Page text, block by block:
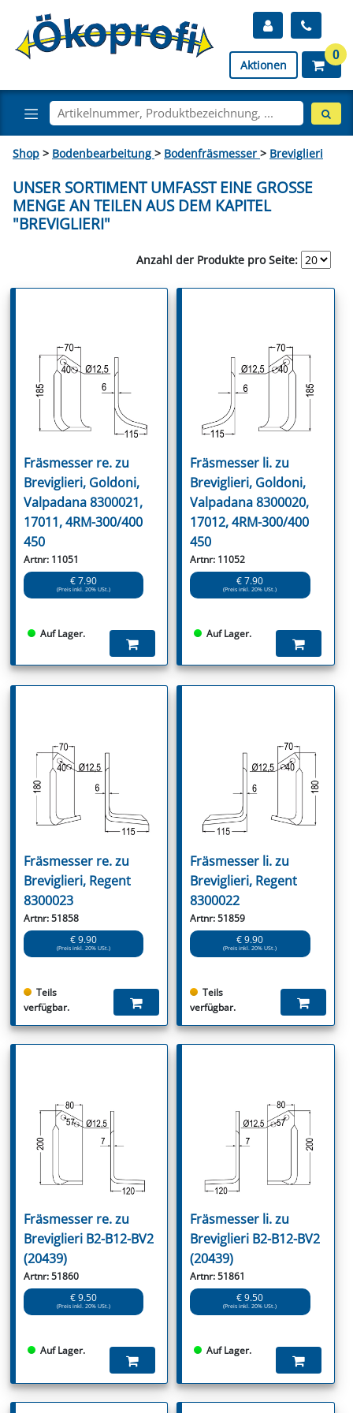
Aktionen
0
Shop > Bodenbearbeitung > Bodenfräsmesser > Breviglieri
UNSER SORTIMENT UMFASST EINE GROSSE M
ENGE AN TEILEN AUS DEM KAPITEL "
BREVIGLIERI"
Anzahl der Produkte pro Seite:
Fräsmesser re. zu
Breviglieri, Goldoni,
Valpadana 8300021,
17011, 4RM-300/400
450
Artnr: 11051
€ 7.90
(Preis inkl. 20% USt.)
Auf Lager.
Fräsmesser li. zu
Breviglieri, Goldoni,
Valpadana 8300020,
17012, 4RM-300/400
450
Artnr: 11052
€ 7.90
(Preis inkl. 20% USt.)
Auf Lager.
Fräsmesser re. zu
Breviglieri, Regent
8300023
Artnr: 51858
€ 9.90
(Preis inkl. 20% USt.)
Teils
verfügbar.
Fräsmesser li. zu
Breviglieri, Regent
8300022
Artnr: 51859
€ 9.90
(Preis inkl. 20% USt.)
Teils
verfügbar.
Fräsmesser re. zu
Breviglieri B2-B12-BV2
(20439)
Artnr: 51860
€ 9.50
(Preis inkl. 20% USt.)
Auf Lager.
Fräsmesser li. zu
Breviglieri B2-B12-BV2
(20439)
Artnr: 51861
€ 9.50
(Preis inkl. 20% USt.)
Auf Lager.